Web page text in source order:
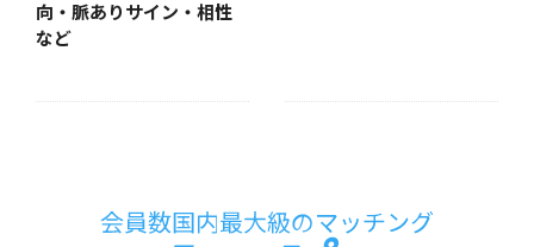
向・脈ありサイン・相性
など